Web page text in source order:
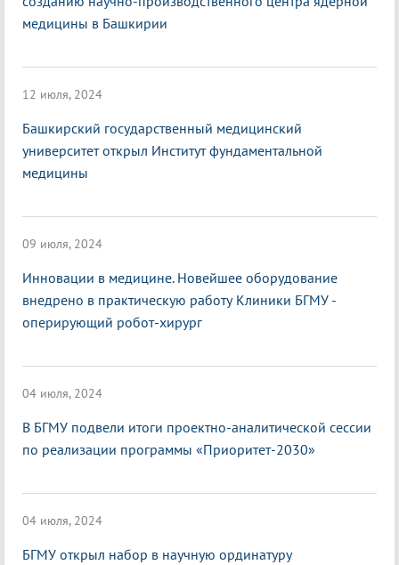
медицины в Башкирии
12 июля, 2024
Башкирский государственный медицинский
университет открыл Институт фундаментальной
медицины
09 июля, 2024
Инновации в медицине. Новейшее оборудование
внедрено в практическую работу Клиники БГМУ -
оперирующий робот-хирург
04 июля, 2024
В БГМУ подвели итоги проектно-аналитической сессии
по реализации программы «Приоритет-2030»
04 июля, 2024
БГМУ открыл набор в научную ординатуру